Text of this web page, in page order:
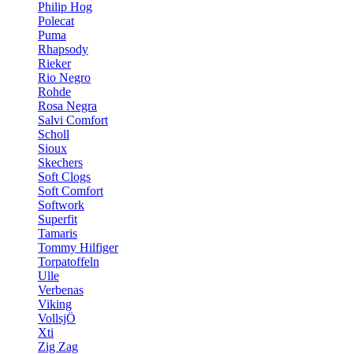
Philip Hog
Polecat
Puma
Rhapsody
Rieker
Rio Negro
Rohde
Rosa Negra
Salvi Comfort
Scholl
Sioux
Skechers
Soft Clogs
Soft Comfort
Softwork
Superfit
Tamaris
Tommy Hilfiger
Torpatoffeln
Ulle
Verbenas
Viking
VollsjÖ
Xti
Zig Zag